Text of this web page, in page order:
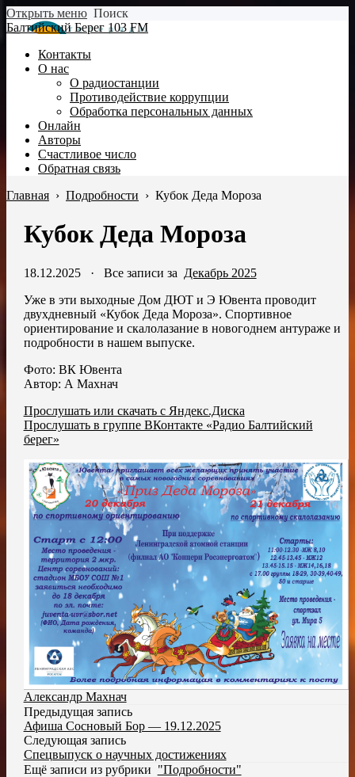
Открыть меню Поиск
Балтийский Берег 103 FM
Контакты
О нас
О радиостанции
Противодействие коррупции
Обработка персональных данных
Онлайн
Авторы
Счастливое число
Обратная связь
Главная › Подробности › Кубок Деда Мороза
Кубок Деда Мороза
18.12.2025· Все записи за Декабрь 2025
Уже в эти выходные Дом ДЮТ и Э Ювента проводит
двухдневный «Кубок Деда Мороза». Спортивное
ориентирование и скалолазание в новогоднем антураже и
подробности в нашем выпуске.
Фото: ВК Ювента
Автор: А Махнач
Прослушать или скачать с Яндекс.Диска
Прослушать в группе ВКонтакте «Радио Балтийский
берег»
Александр Махнач
Предыдущая запись
Афиша Сосновый Бор — 19.12.2025
Следующая запись
Спецвыпуск о научных достижениях
Ещё записи из рубрики "Подробности"